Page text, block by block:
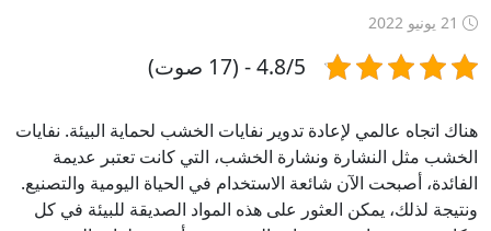
4.8/5 - (17 صوت)
هناك اتجاه عالمي لإعادة تدوير نفايات الخشب لحماية البيئة. نفايات
الخشب مثل النشارة ونشارة الخشب، التي كانت تعتبر عديمة
الفائدة، أصبحت الآن شائعة الاستخدام في الحياة اليومية والتصنيع.
ونتيجة لذلك، يمكن العثور على هذه المواد الصديقة للبيئة في كل